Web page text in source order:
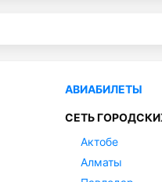
АВИАБИЛЕТЫ
СЕТЬ
Актобе
Алматы